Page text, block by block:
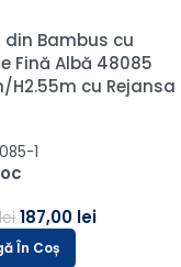
Draperie de
opaca 70% Gri
L1.5m/H2.90m cu
În stoc
Adaugă În Coș